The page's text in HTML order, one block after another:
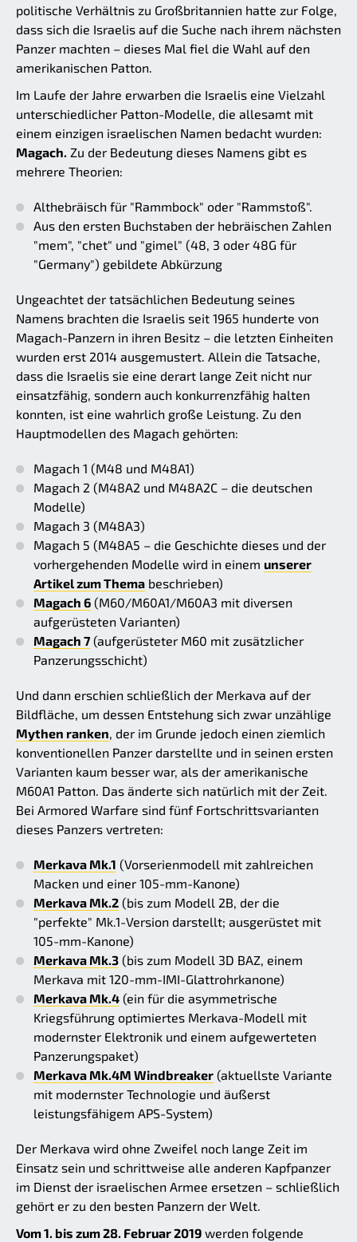
politische Verhältnis zu Großbritannien hatte zur Folge,
dass sich die Israelis auf die Suche nach ihrem nächsten
Panzer machten – dieses Mal fiel die Wahl auf den
amerikanischen Patton.
Im Laufe der Jahre erwarben die Israelis eine Vielzahl
unterschiedlicher Patton-Modelle, die allesamt mit
einem einzigen israelischen Namen bedacht wurden:
Magach. Zu der Bedeutung dieses Namens gibt es
mehrere Theorien:
Althebräisch für "Rammbock" oder "Rammstoß".
Aus den ersten Buchstaben der hebräischen Zahlen
"mem", "chet" und "gimel" (48, 3 oder 48G für
"Germany") gebildete Abkürzung
Ungeachtet der tatsächlichen Bedeutung seines
Namens brachten die Israelis seit 1965 hunderte von
Magach-Panzern in ihren Besitz – die letzten Einheiten
wurden erst 2014 ausgemustert. Allein die Tatsache,
dass die Israelis sie eine derart lange Zeit nicht nur
einsatzfähig, sondern auch konkurrenzfähig halten
konnten, ist eine wahrlich große Leistung. Zu den
Hauptmodellen des Magach gehörten:
Magach 1 (M48 und M48A1)
Magach 2 (M48A2 und M48A2C – die deutschen
Modelle)
Magach 3 (M48A3)
Magach 5 (M48A5 – die Geschichte dieses und der
vorhergehenden Modelle wird in einem unserer
Artikel zum Thema beschrieben)
Magach 6 (M60/M60A1/M60A3 mit diversen
aufgerüsteten Varianten)
Magach 7 (aufgerüsteter M60 mit zusätzlicher
Panzerungsschicht)
Und dann erschien schließlich der Merkava auf der
Bildfläche, um dessen Entstehung sich zwar unzählige
Mythen ranken, der im Grunde jedoch einen ziemlich
konventionellen Panzer darstellte und in seinen ersten
Varianten kaum besser war, als der amerikanische
M60A1 Patton. Das änderte sich natürlich mit der Zeit.
Bei Armored Warfare sind fünf Fortschrittsvarianten
dieses Panzers vertreten:
Merkava Mk.1 (Vorserienmodell mit zahlreichen
Macken und einer 105-mm-Kanone)
Merkava Mk.2 (bis zum Modell 2B, der die
"perfekte" Mk.1-Version darstellt; ausgerüstet mit
105-mm-Kanone)
Merkava Mk.3 (bis zum Modell 3D BAZ, einem
Merkava mit 120-mm-IMI-Glattrohrkanone)
Merkava Mk.4 (ein für die asymmetrische
Kriegsführung optimiertes Merkava-Modell mit
modernster Elektronik und einem aufgewerteten
Panzerungspaket)
Merkava Mk.4M Windbreaker (aktuellste Variante
mit modernster Technologie und äußerst
leistungsfähigem APS-System)
Der Merkava wird ohne Zweifel noch lange Zeit im
Einsatz sein und schrittweise alle anderen Kapfpanzer
im Dienst der israelischen Armee ersetzen – schließlich
gehört er zu den besten Panzern der Welt.
Vom 1. bis zum 28. Februar 2019 werden folgende